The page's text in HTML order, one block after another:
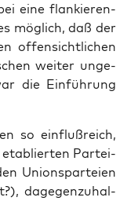
eine flan­kie­ren­
mög­lich, daß der
offen­sicht­li­chen
wei­ter unge­
die Ein­füh­rung
so ein­fluß­reich,
eta­blier­ten Par­tei­
Uni­ons­par­tei­en
dage­gen­zu­hal­